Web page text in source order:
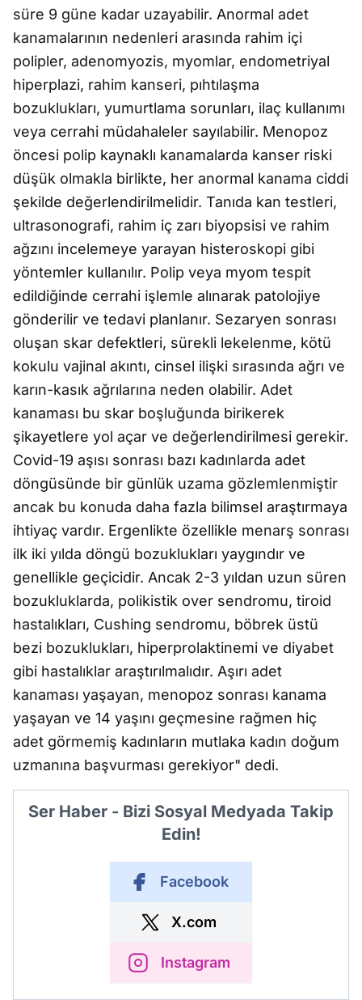
süre 9 güne kadar uzayabilir. Anormal adet
kanamalarının nedenleri arasında rahim içi
polipler, adenomyozis, myomlar, endometriyal
hiperplazi, rahim kanseri, pıhtılaşma
bozuklukları, yumurtlama sorunları, ilaç kullanımı
veya cerrahi müdahaleler sayılabilir. Menopoz
öncesi polip kaynaklı kanamalarda kanser riski
düşük olmakla birlikte, her anormal kanama ciddi
şekilde değerlendirilmelidir. Tanıda kan testleri,
ultrasonografi, rahim iç zarı biyopsisi ve rahim
ağzını incelemeye yarayan histeroskopi gibi
yöntemler kullanılır. Polip veya myom tespit
edildiğinde cerrahi işlemle alınarak patolojiye
gönderilir ve tedavi planlanır. Sezaryen sonrası
oluşan skar defektleri, sürekli lekelenme, kötü
kokulu vajinal akıntı, cinsel ilişki sırasında ağrı ve
karın-kasık ağrılarına neden olabilir. Adet
kanaması bu skar boşluğunda birikerek
şikayetlere yol açar ve değerlendirilmesi gerekir.
Covid-19 aşısı sonrası bazı kadınlarda adet
döngüsünde bir günlük uzama gözlemlenmiştir
ancak bu konuda daha fazla bilimsel araştırmaya
ihtiyaç vardır. Ergenlikte özellikle menarş sonrası
ilk iki yılda döngü bozuklukları yaygındır ve
genellikle geçicidir. Ancak 2-3 yıldan uzun süren
bozukluklarda, polikistik over sendromu, tiroid
hastalıkları, Cushing sendromu, böbrek üstü
bezi bozuklukları, hiperprolaktinemi ve diyabet
gibi hastalıklar araştırılmalıdır. Aşırı adet
kanaması yaşayan, menopoz sonrası kanama
yaşayan ve 14 yaşını geçmesine rağmen hiç
adet görmemiş kadınların mutlaka kadın doğum
uzmanına başvurması gerekiyor" dedi.
Ser Haber - Bizi Sosyal Medyada Takip
Edin!
Facebook
X.com
Instagram